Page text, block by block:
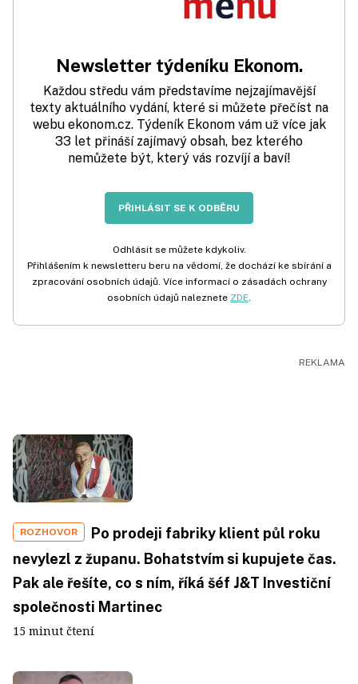
Newsletter týdeníku Ekonom.
Každou středu vám představíme nejzajímavější
texty aktuálního vydání, které si můžete přečíst na
webu ekonom.cz. Týdeník Ekonom vám už více jak
33 let přináší zajímavý obsah, bez kterého
nemůžete být, který vás rozvíjí a baví!
PŘIHLÁSIT SE K ODBĚRU
Odhlásit se můžete kdykoliv.
Přihlášením k newsletteru beru na vědomí, že dochází ke sbírání a
zpracování osobních údajů. Více informací o zásadách ochrany
osobních údajů naleznete ZDE.
ROZHOVOR
Po prodeji fabriky klient půl roku
nevylezl z županu. Bohatstvím si kupujete čas.
Pak ale řešíte, co s ním, říká šéf J&T Investiční
společnosti Martinec
15 minut čtení